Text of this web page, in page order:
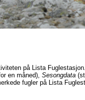
på Lista
en måned), Sesongdata
fugler på Lista